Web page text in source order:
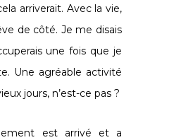
arriverait. Avec la vie,
de côté. Je me disais
une fois que je
Une agréable activité
jours, n’est-ce pas ?
est arrivé et a